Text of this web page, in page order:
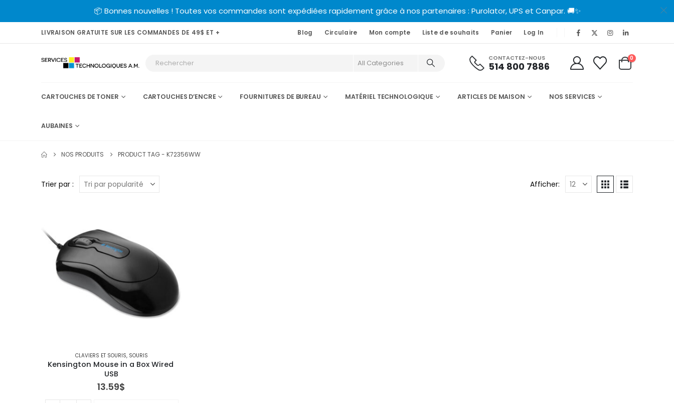
📦 Bonnes nouvelles ! Toutes vos commandes sont expédiées rapidement grâce à nos partenaires : Purolator, UPS et Canpar. 🚚✨
LIVRAISON GRATUITE SUR LES COMMANDES DE 49$ ET + Blog Circulaire Mon compte Liste de souhaits Panier Log In
CONTACTEZ-NOUS
514 800 7886
0
CARTOUCHES DE TONER CARTOUCHES D’ENCRE FOURNITURES DE BUREAU MATÉRIEL TECHNOLOGIQUE ARTICLES DE MAISON NOS SERVICES
AUBAINES
NOS PRODUITS PRODUCT TAG - K72356WW
Trier par : Afficher:
CLAVIERS ET SOURIS, SOURIS
Kensington Mouse in a Box Wired
USB
13.59$